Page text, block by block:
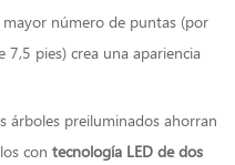
mayor número de puntas (por
pies) crea una apariencia
árboles preiluminados ahorran
con tecnología LED de dos